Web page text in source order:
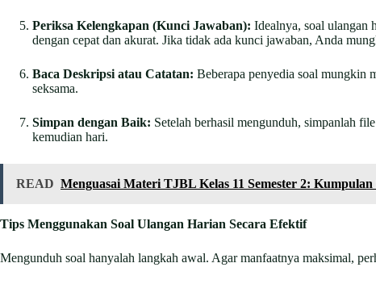
Periksa Kelengkapan (Kunci Jawaban): Idealnya, soal ulangan
dengan cepat dan akurat. Jika tidak ada kunci jawaban, Anda
Baca Deskripsi atau Catatan: Beberapa penyedia soal mungkin
seksama.
Simpan dengan Baik: Setelah berhasil mengunduh, simpanlah
kemudian hari.
READ Menguasai Materi TJBL Kelas 11 Semester 2:
Tips Menggunakan Soal Ulangan Harian Secara Efektif
Mengunduh soal hanyalah langkah awal. Agar manfaatnya maksimal,